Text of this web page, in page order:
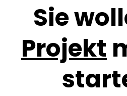
Sie
Projekt